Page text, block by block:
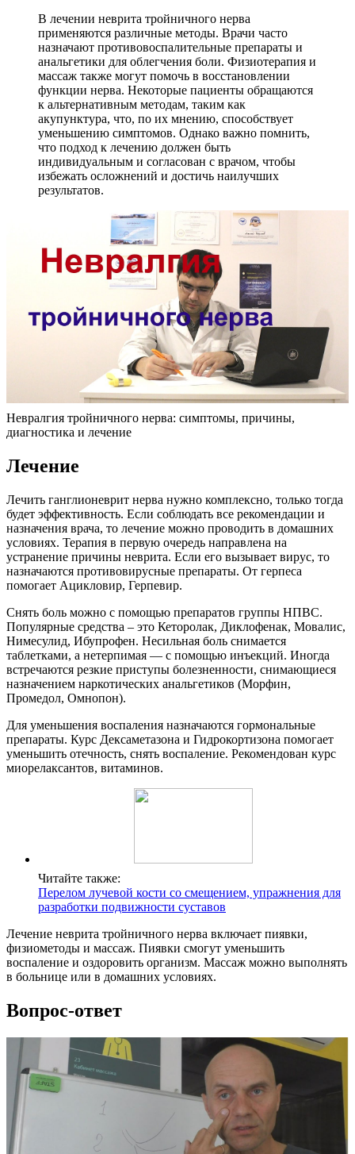
В лечении неврита тройничного нерва
применяются различные методы. Врачи часто
назначают противовоспалительные препараты и
анальгетики для облегчения боли. Физиотерапия и
массаж также могут помочь в восстановлении
функции нерва. Некоторые пациенты обращаются
к альтернативным методам, таким как
акупунктура, что, по их мнению, способствует
уменьшению симптомов. Однако важно помнить,
что подход к лечению должен быть
индивидуальным и согласован с врачом, чтобы
избежать осложнений и достичь наилучших
результатов.
Невралгия тройничного нерва: симптомы, причины,
диагностика и лечение
Лечение
Лечить ганглионеврит нерва нужно комплексно, только тогда
будет эффективность. Если соблюдать все рекомендации и
назначения врача, то лечение можно проводить в домашних
условиях. Терапия в первую очередь направлена на
устранение причины неврита. Если его вызывает вирус, то
назначаются противовирусные препараты. От герпеса
помогает Ацикловир, Герпевир.
Снять боль можно с помощью препаратов группы НПВС.
Популярные средства – это Кеторолак, Диклофенак, Мовалис,
Нимесулид, Ибупрофен. Несильная боль снимается
таблетками, а нетерпимая — с помощью инъекций. Иногда
встречаются резкие приступы болезненности, снимающиеся
назначением наркотических анальгетиков (Морфин,
Промедол, Омнопон).
Для уменьшения воспаления назначаются гормональные
препараты. Курс Дексаметазона и Гидрокортизона помогает
уменьшить отечность, снять воспаление. Рекомендован курс
миорелаксантов, витаминов.
Читайте также:
Перелом лучевой кости со смещением, упражнения для
разработки подвижности суставов
Лечение неврита тройничного нерва включает пиявки,
физиометоды и массаж. Пиявки смогут уменьшить
воспаление и оздоровить организм. Массаж можно выполнять
в больнице или в домашних условиях.
Вопрос-ответ